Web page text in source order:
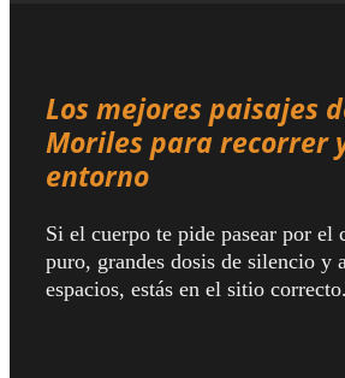
Los mejores paisajes
Moriles para recorrer
entorno
Si el cuerpo te pide pasear por el
puro, grandes dosis de silencio y
espacios, estás en el sitio correcto.